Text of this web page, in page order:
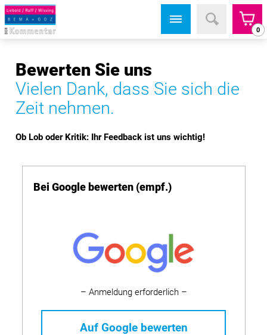
0
Bewerten Sie uns
Vielen Dank, dass Sie sich die
Zeit nehmen.
Ob Lob oder Kritik: Ihr Feedback ist uns wichtig!
Bei Google bewerten (empf.)
– Anmeldung erforderlich –
Auf Google bewerten